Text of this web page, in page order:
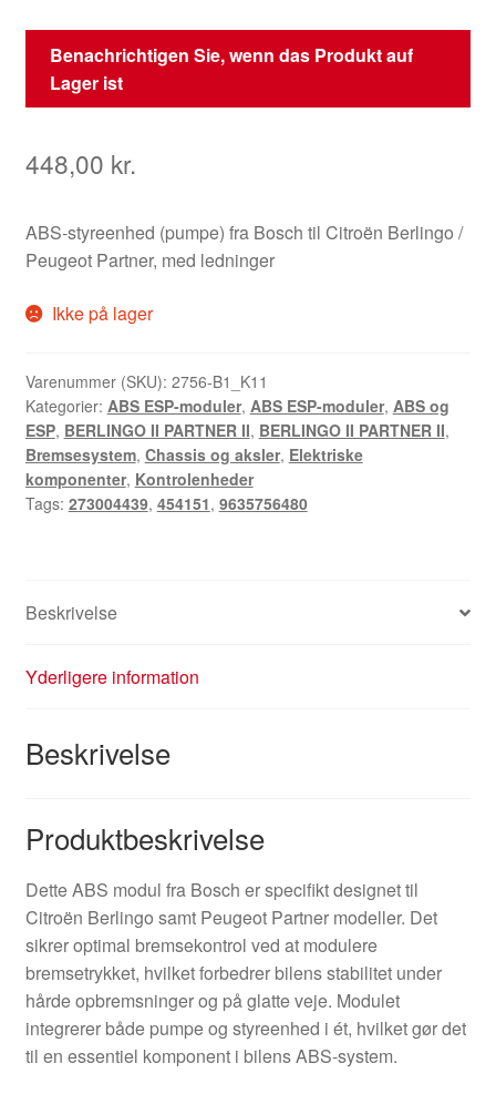
Benachrichtigen Sie, wenn das Produkt auf
Lager ist
448,00 kr.
ABS-styreenhed (pumpe) fra Bosch til Citroën Berlingo /
Peugeot Partner, med ledninger
Ikke på lager
Varenummer (SKU): 2756-B1_K11
Kategorier: ABS ESP-moduler, ABS ESP-moduler, ABS og
ESP, BERLINGO II PARTNER II, BERLINGO II PARTNER II,
Bremsesystem, Chassis og aksler, Elektriske
komponenter, Kontrolenheder
Tags: 273004439, 454151, 9635756480
Beskrivelse
Yderligere information
Beskrivelse
Produktbeskrivelse
Dette ABS modul fra Bosch er specifikt designet til
Citroën Berlingo samt Peugeot Partner modeller. Det
sikrer optimal bremsekontrol ved at modulere
bremsetrykket, hvilket forbedrer bilens stabilitet under
hårde opbremsninger og på glatte veje. Modulet
integrerer både pumpe og styreenhed i ét, hvilket gør det
til en essentiel komponent i bilens ABS-system.